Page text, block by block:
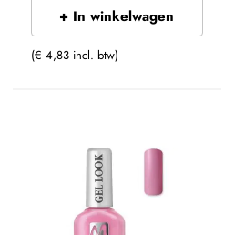
+ In winkelwagen
(€ 4,83 incl. btw)